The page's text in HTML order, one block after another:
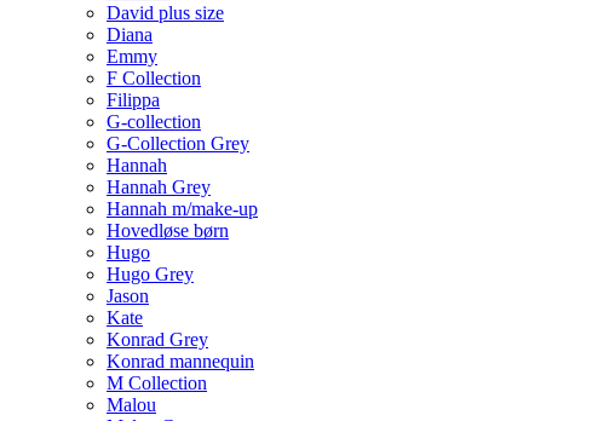
David plus size
Diana
Emmy
F Collection
Filippa
G-collection
G-Collection Grey
Hannah
Hannah Grey
Hannah m/make-up
Hovedløse børn
Hugo
Hugo Grey
Jason
Kate
Konrad Grey
Konrad mannequin
M Collection
Malou